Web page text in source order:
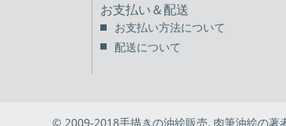
お支払い＆配送
お支払い方法について
配送について
© 2009-2018手描きの油絵販売, 肉筆油絵の